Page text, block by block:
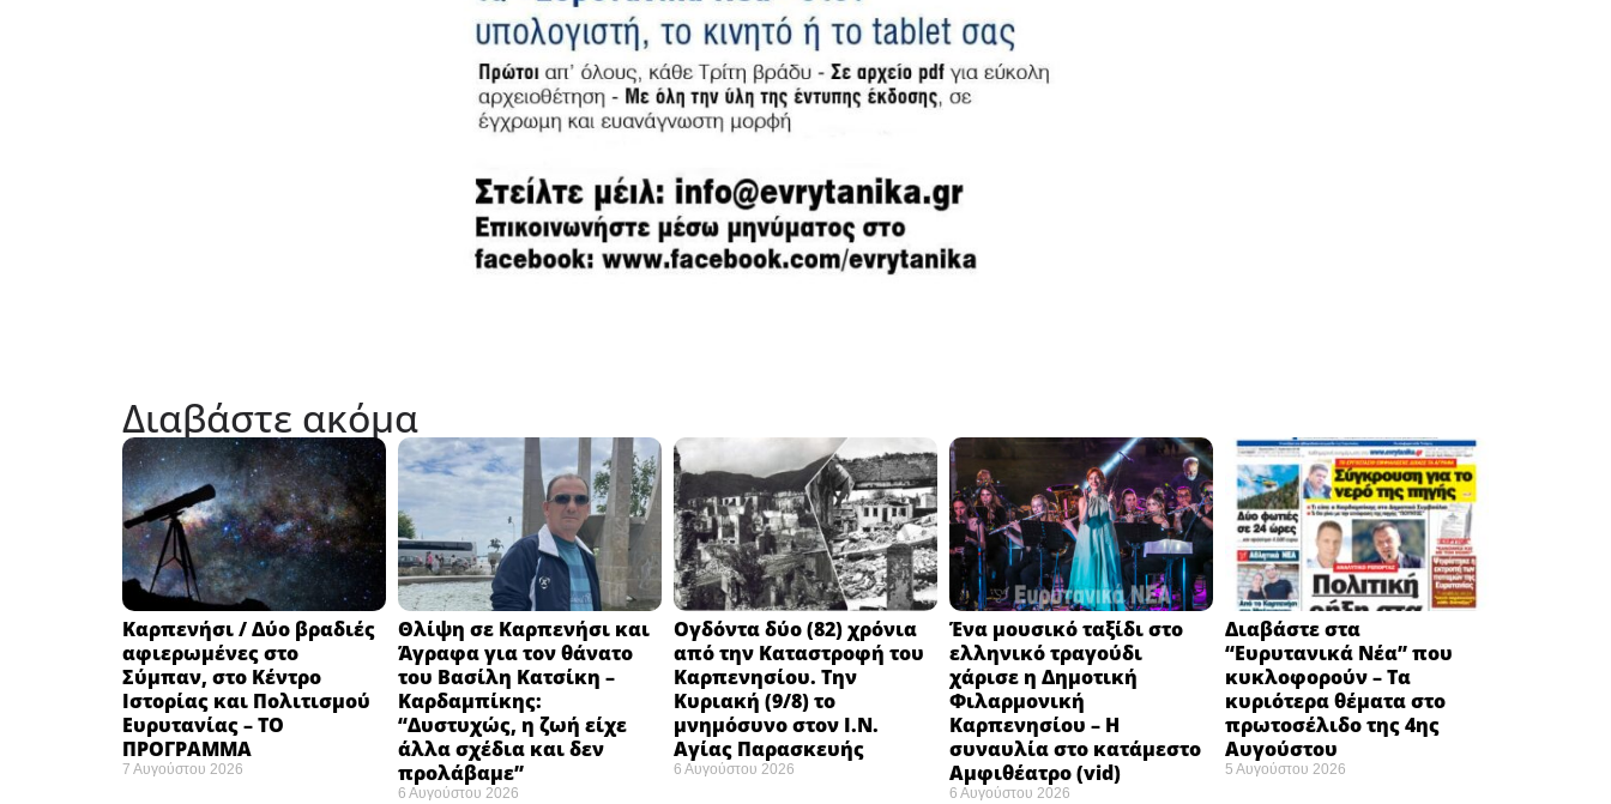
Διαβάστε ακόμα
Καρπενήσι / Δύο βραδιές
αφιερωμένες στο
Σύμπαν, στο Κέντρο
Ιστορίας και Πολιτισμού
Ευρυτανίας – ΤΟ
ΠΡΟΓΡΑΜΜΑ
7 Αυγούστου 2026
Θλίψη σε Καρπενήσι και
Άγραφα για τον θάνατο
του Βασίλη Κατσίκη –
Καρδαμπίκης:
“Δυστυχώς, η ζωή είχε
άλλα σχέδια και δεν
προλάβαμε”
6 Αυγούστου 2026
Ογδόντα δύο (82) χρόνια
από την Καταστροφή του
Καρπενησίου. Την
Κυριακή (9/8) το
μνημόσυνο στον Ι.Ν.
Αγίας Παρασκευής
6 Αυγούστου 2026
Ένα μουσικό ταξίδι στο
ελληνικό τραγούδι
χάρισε η Δημοτική
Φιλαρμονική
Καρπενησίου – Η
συναυλία στο κατάμεστο
Αμφιθέατρο (vid)
6 Αυγούστου 2026
Διαβάστε στα
“Ευρυτανικά Νέα” που
κυκλοφορούν – Τα
κυριότερα θέματα στο
πρωτοσέλιδο της 4ης
Αυγούστου
5 Αυγούστου 2026